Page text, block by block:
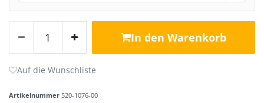
In den Warenkorb
Artikelnummer 520-1076-00